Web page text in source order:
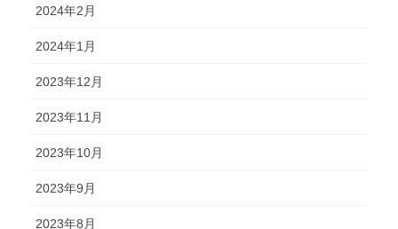
2024年2月
2024年1月
2023年12月
2023年11月
2023年10月
2023年9月
2023年8月